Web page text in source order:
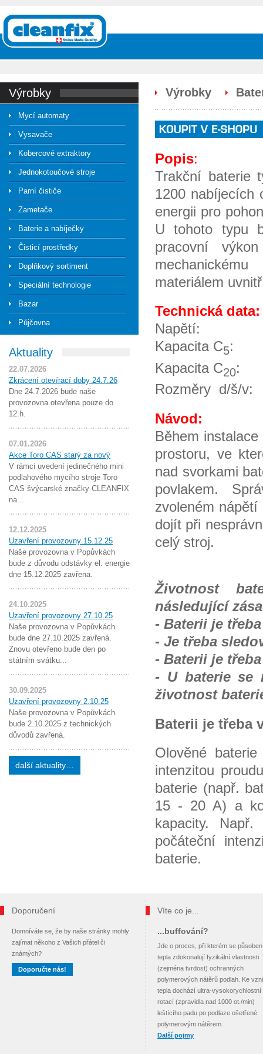
výrobky
Mycí automaty
Vysavače
Kobercové extraktory
Jednokotoučové stroje
Parní čističe
Zametače
Baterie a nabíječky
Čisticí prostředky
Doplňkový sortiment
Speciální technologie
Bazar
Půjčovna
Aktuality
22.07.2026
Zkrácení otevírací doby 24.7.26
Dne 24.7.2026 bude naše
provozovna otevřena pouze do
12.h.
07.01.2026
Akce Toro CAS starý za nový
V rámci uvedení jedinečného mini
podlahového mycího stroje Toro
CAS švýcarské značky CLEANFIX
na...
12.12.2025
Uzavření provozovny 15.12.25
Naše provozovna v Popůvkách
bude z důvodu odstávky el. energie
dne 15.12.2025 zavřena.
24.10.2025
Uzavření provozovny 27.10.25
Naše provozovna v Popůvkách
bude dne 27.10.2025 zavřená.
Znovu otevřeno bude den po
státním svátku...
30.09.2025
Uzavření provozovny 2.10.25
Naše provozovna v Popůvkách
bude 2.10.2025 z technických
důvodů zavřená.
další aktuality…
Výrobky
Popis:
Trakční baterie
1200 nabíjecích
energii pro
U tohoto typu
pracovní
materiálem
Technická data:
Kapacita C5:
Kapacita C20:
Rozměry
Návod:
Během
prostoru, ve
nad svorkami
povlakem.
zvoleném
dojít při
celý stroj.
Životnost
následující
- Baterii je
- Je třeba
- Baterii je
- U baterie se
životnost
Baterii je třeba
Olověné
intenzitou
baterie (např.
15 - 20 A) a
kapacity.
počáteční
baterie.
Doporučení
Domníváte se, že by naše stránky mohly
zajímat někoho z Vašich přátel či
známých?
Doporučte nás!
Víte co je...
...buffování?
Jde o proces, při kterém se
tepla zdokonalují fyzikální vlastnosti
(zejména tvrdost) ochranných
polymerových nátěrů podlah. Ke
tepla dochází ultra-vysokorychlostní
rotací (zpravidla nad 1000 ot./min)
leštícího padu po podlaze ošetřené
polymerovým nátěrem.
Další pojmy